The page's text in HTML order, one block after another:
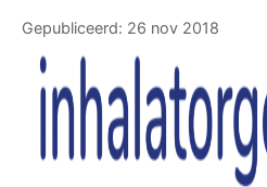
Gepubliceerd: 26 nov 2018